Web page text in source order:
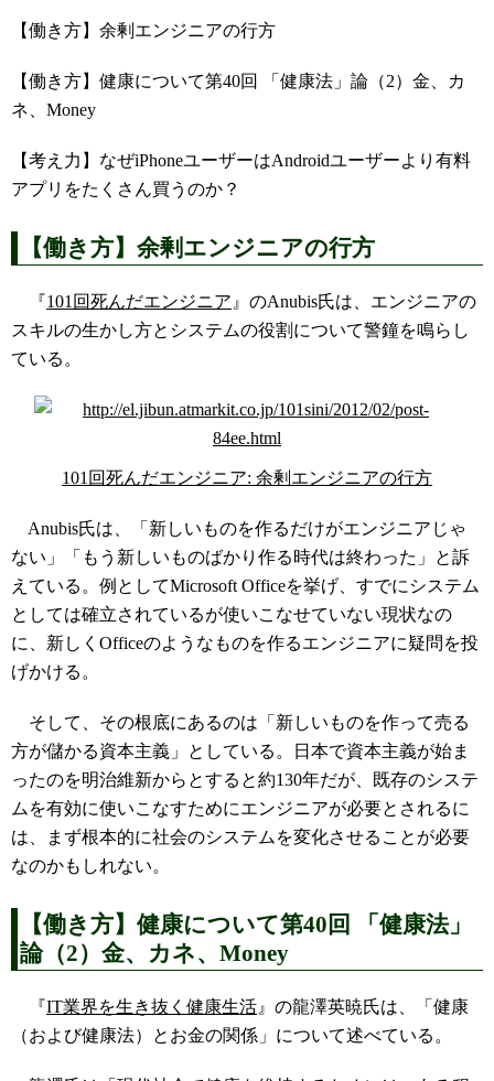
【働き方】余剰エンジニアの行方
【働き方】健康について第40回 「健康法」論（2）金、カ
ネ、Money
【考え力】なぜiPhoneユーザーはAndroidユーザーより有料
アプリをたくさん買うのか？
【働き方】余剰エンジニアの行方
『101回死んだエンジニア 』のAnubis氏は、エンジニアの
スキルの生かし方とシステムの役割について警鐘を鳴らし
ている。
101回死んだエンジニア: 余剰エンジニアの行方
Anubis氏は、「新しいものを作るだけがエンジニアじゃ
ない」「もう新しいものばかり作る時代は終わった」と訴
えている。例としてMicrosoft Officeを挙げ、すでにシステム
としては確立されているが使いこなせていない現状なの
に、新しくOfficeのようなものを作るエンジニアに疑問を投
げかける。
そして、その根底にあるのは「新しいものを作って売る
方が儲かる資本主義」としている。日本で資本主義が始ま
ったのを明治維新からとすると約130年だが、既存のシステ
ムを有効に使いこなすためにエンジニアが必要とされるに
は、まず根本的に社会のシステムを変化させることが必要
なのかもしれない。
【働き方】健康について第40回 「健康法」
論（2）金、カネ、Money
『IT業界を生き抜く健康生活 』の龍澤英暁氏は、「健康
（および健康法）とお金の関係」について述べている。